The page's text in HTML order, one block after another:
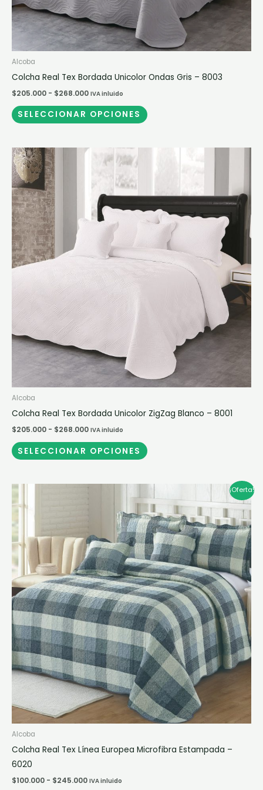
Alcoba
Colcha Real Tex Bordada Unicolor Ondas Gris – 8003
$205.000 - $268.000 IVA inluido
SELECCIONAR OPCIONES
producto
Alcoba
Colcha Real Tex Bordada Unicolor ZigZag Blanco – 8001
$205.000 - $268.000
Rango
$205.000
hasta
$268.000
IVA inluido
SELECCIONAR OPCIONES
múltiples
variantes.
opciones
se
pueden
producto
¡Oferta!
Alcoba
Colcha Real Tex Línea Europea Microfibra Estampada –
6020
$100.000 - $245.000
Rango
de
$100.000
hasta
$245.000
IVA inluido
producto
tiene
múltiples
variantes.
Las
opciones
se
pueden
elegir
en
la
página
de
producto